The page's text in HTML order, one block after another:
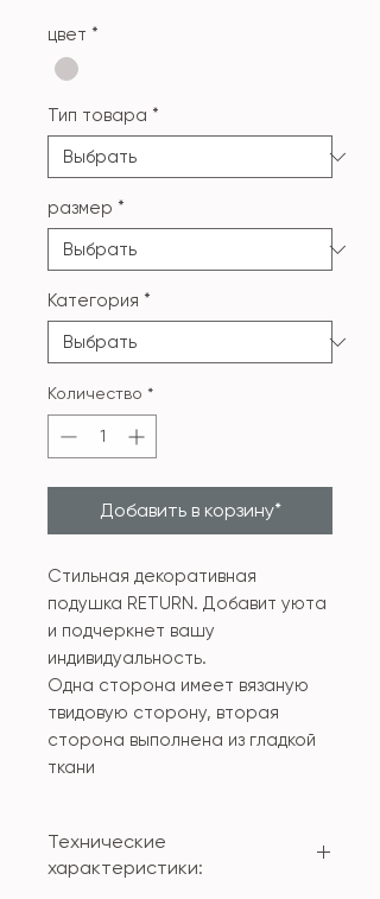
цвет *
Тип товара *
размер *
Категория *
Количество *
Добавить в корзину*
Стильная декоративная
подушка RETURN. Добавит уюта
и подчеркнет вашу
индивидуальность.
Одна сторона имеет вязаную
твидовую сторону, вторая
сторона выполнена из гладкой
ткани
Технические
характеристики: